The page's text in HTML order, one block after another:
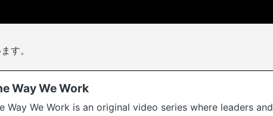
す。
Way We Work
Way We Work is an original video series where leaders and